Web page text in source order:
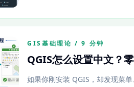
GIS基础理论 / 9 分钟
QGIS怎么设置中文？
如果你刚安装 QGIS，却发现菜